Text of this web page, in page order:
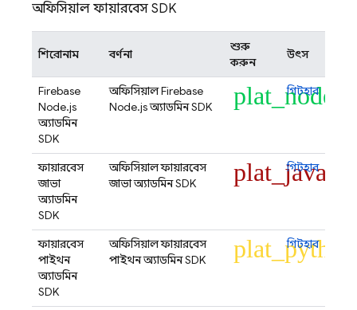
অফিসিয়াল ফায়ারবেস SDK
শিরোনাম বর্ণনা
শুরু
করুন
উৎস
Firebase
Node.js
অ্যাডমিন
SDK
অফিসিয়াল Firebase
Node.js অ্যাডমিন SDK
plat_node
গিটহাব
ফায়ারবেস
জাভা
অ্যাডমিন
SDK
অফিসিয়াল ফায়ারবেস
জাভা অ্যাডমিন SDK
plat_java
গিটহাব
ফায়ারবেস
পাইথন
অ্যাডমিন
SDK
অফিসিয়াল ফায়ারবেস
পাইথন অ্যাডমিন SDK
plat_python
গিটহাব